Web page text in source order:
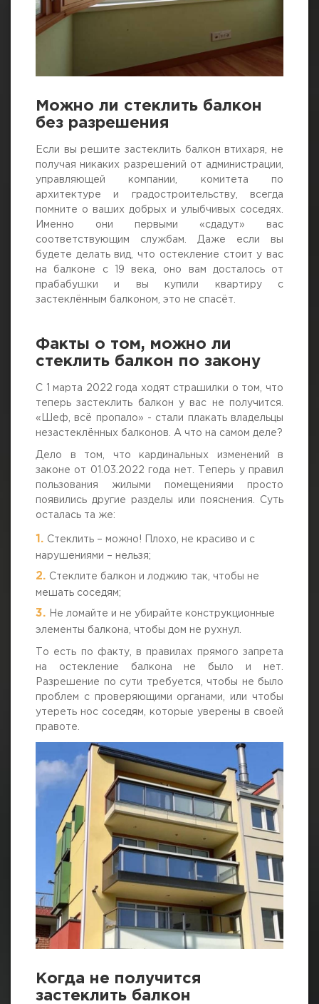
Можно ли стеклить балкон
без разрешения
Если вы решите застеклить балкон втихаря, не
получая никаких разрешений от администрации,
управляющей компании, комитета по
архитектуре и градостроительству, всегда
помните о ваших добрых и улыбчивых соседях.
Именно они первыми «сдадут» вас
соответствующим службам. Даже если вы
будете делать вид, что остекление стоит у вас
на балконе с 19 века, оно вам досталось от
прабабушки и вы купили квартиру с
застеклённым балконом, это не спасёт.
Факты о том, можно ли
стеклить балкон по закону
С 1 марта 2022 года ходят страшилки о том, что
теперь застеклить балкон у вас не получится.
«Шеф, всё пропало» - стали плакать владельцы
незастеклённых балконов. А что на самом деле?
Дело в том, что кардинальных изменений в
законе от 01.03.2022 года нет. Теперь у правил
пользования жилыми помещениями просто
появились другие разделы или пояснения. Суть
осталась та же:
Стеклить – можно! Плохо, не красиво и с
нарушениями – нельзя;
Стеклите балкон и лоджию так, чтобы не
мешать соседям;
Не ломайте и не убирайте конструкционные
элементы балкона, чтобы дом не рухнул.
То есть по факту, в правилах прямого запрета
на остекление балкона не было и нет.
Разрешение по сути требуется, чтобы не было
проблем с проверяющими органами, или чтобы
утереть нос соседям, которые уверены в своей
правоте.
Когда не получится
застеклить балкон